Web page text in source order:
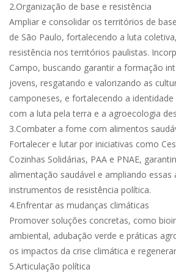
2.Organização de base e resistência
Ampliar e consolidar os territórios de
de São Paulo, fortalecendo a luta
resistência nos territórios paulistas.
Campo, buscando garantir a formação
jovens, resgatando e valorizando as
camponeses, e fortalecendo a
com a luta pela terra e a agroecologia
3.Combater a fome com alimentos
Fortalecer e lutar por iniciativas como
Cozinhas Solidárias, PAA e PNAE,
alimentação saudável e ampliando essas
instrumentos de resistência política.
4.Enfrentar as mudanças climáticas
Promover soluções concretas, como
ambiental, adubação verde e práticas
os impactos da crise climática e
5.Articulação política